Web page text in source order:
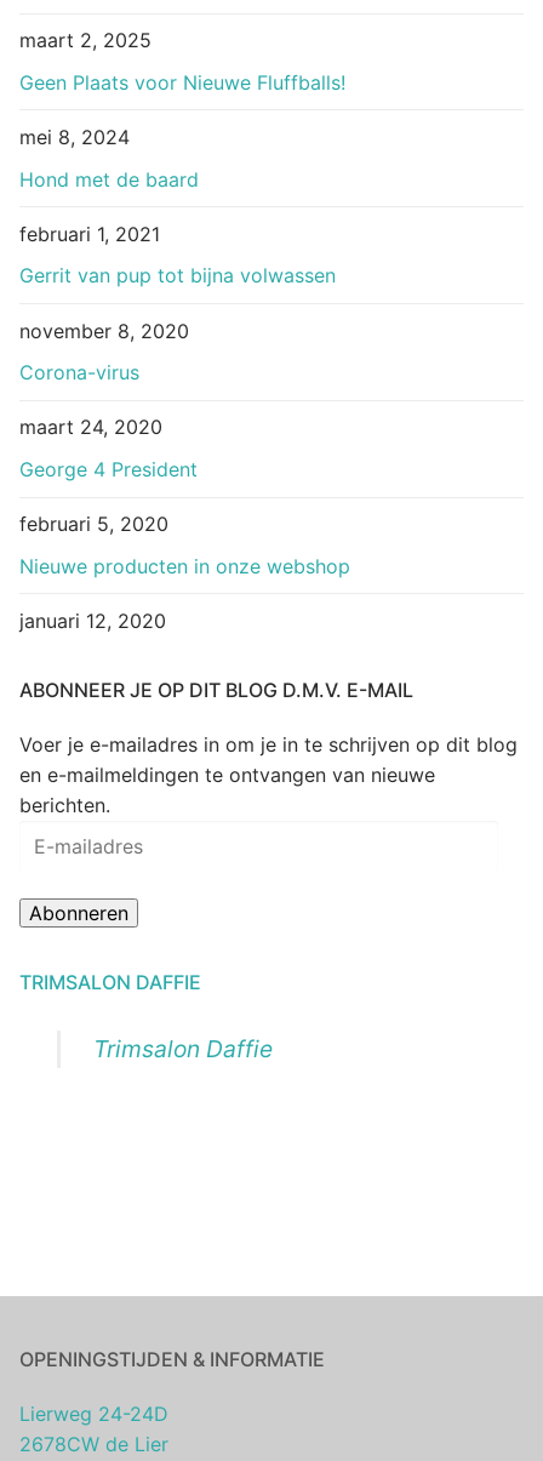
maart 2, 2025
Geen Plaats voor Nieuwe Fluffballs!
mei 8, 2024
Hond met de baard
februari 1, 2021
Gerrit van pup tot bijna volwassen
november 8, 2020
Corona-virus
maart 24, 2020
George 4 President
februari 5, 2020
Nieuwe producten in onze webshop
januari 12, 2020
ABONNEER JE OP DIT BLOG D.M.V. E-MAIL
Voer je e-mailadres in om je in te schrijven op dit blog
en e-mailmeldingen te ontvangen van nieuwe
berichten.
E-
Abonneren
TRIMSALON DAFFIE
Trimsalon Daffie
OPENINGSTIJDEN & INFORMATIE
Lierweg 24-24D
2678CW de Lier